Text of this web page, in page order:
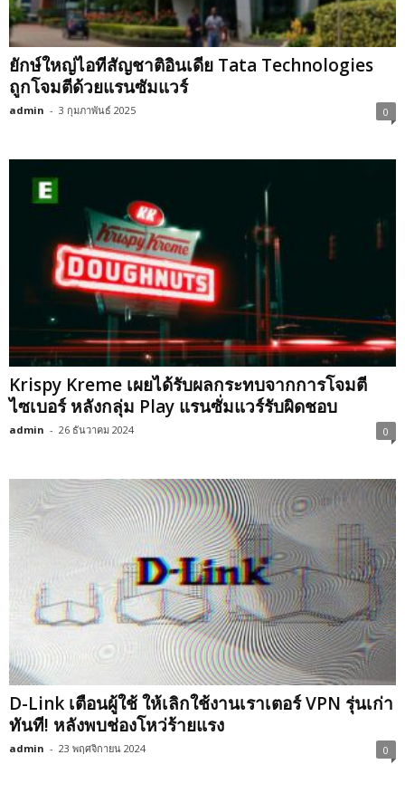
ยักษ์ใหญ่ไอทีสัญชาติอินเดีย Tata Technologies
ถูกโจมตีด้วยแรนซัมแวร์
admin - 3 กุมภาพันธ์ 2025 0
Krispy Kreme เผยได้รับผลกระทบจากการโจมตี
ไซเบอร์ หลังกลุ่ม Play แรนซั่มแวร์รับผิดชอบ
admin - 26 ธันวาคม 2024 0
D-Link เตือนผู้ใช้ ให้เลิกใช้งานเราเตอร์ VPN รุ่นเก่า
ทันที! หลังพบช่องโหว่ร้ายแรง
admin - 23 พฤศจิกายน 2024 0